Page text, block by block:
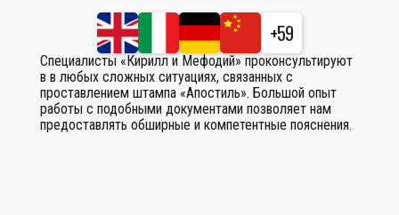
+59
Специалисты «Кирилл и Мефодий» проконсультируют
в в любых сложных ситуациях, связанных с
проставлением штампа «Апостиль». Большой опыт
работы с подобными документами позволяет нам
предоставлять обширные и компетентные пояснения.